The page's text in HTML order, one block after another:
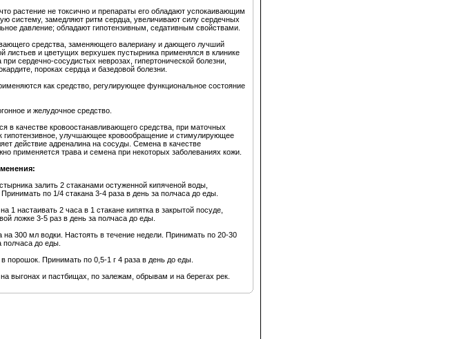
растение не токсично и препараты его обладают успокаивающим
систему, замедляют ритм сердца, увеличивают силу сердечных
давление; обладают гипотензивным, седативным свойствами.
средства, заменяющего валериану и дающего лучший
листьев и цветущих верхушек пустырника применялся в клинике
сердечно-сосудистых неврозах, гипертонической болезни,
пороках сердца и базедовой болезни.
как средство, регулирующее функциональное состояние
и желудочное средство.
в качестве кровоостанавливающего средства, при маточных
гипотензивное, улучшающее кровообращение и стимулирующее
действие адреналина на сосуды. Семена в качестве
применяется трава и семена при некоторых заболеваниях кожи.
залить 2 стаканами остуженной кипяченой воды,
по 1/4 стакана 3-4 раза в день за полчаса до еды.
1 настаивать 2 часа в 1 стакане кипятка в закрытой посуде,
ложке 3-5 раз в день за полчаса до еды.
на 300 мл водки. Настоять в течение недели. Принимать по 20-30
полчаса до еды.
порошок. Принимать по 0,5-1 г 4 раза в день до еды.
выгонах и пастбищах, по залежам, обрывам и на берегах рек.